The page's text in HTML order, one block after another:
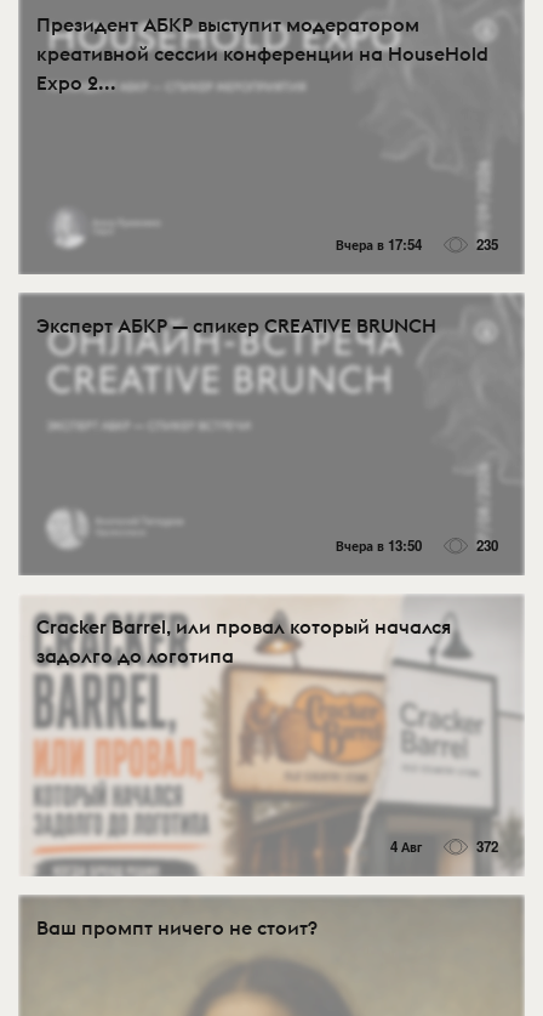
Президент АБКР выступит модератором
креативной сессии конференции на HouseHold
Expo 2...
Вчера в 17:54 235
Эксперт АБКР — спикер CREATIVE BRUNCH
Вчера в 13:50 230
Cracker Barrel, или провал который начался
задолго до логотипа
4 Авг 372
Ваш промпт ничего не стоит?